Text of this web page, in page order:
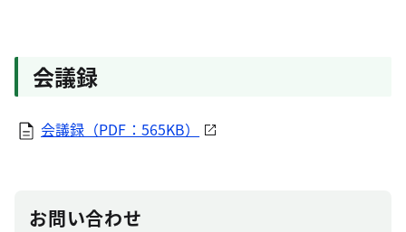
会議録
会議録（PDF：565KB）
お問い合わせ